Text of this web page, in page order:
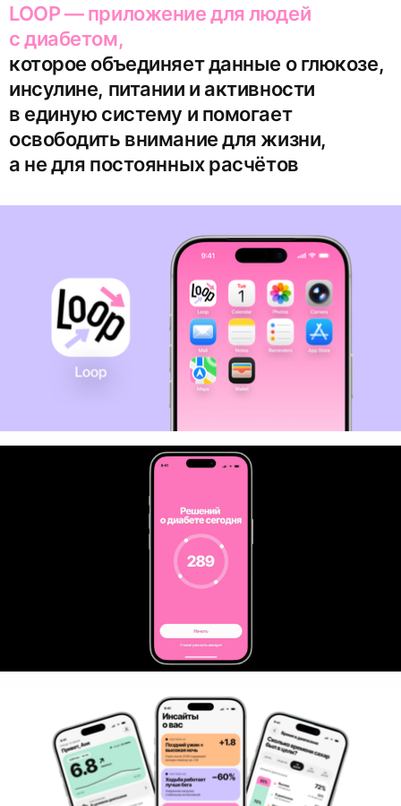
LOOP — приложение для людей
с диабетом,
которое объединяет данные о глюкозе,
инсулине, питании и активности
в единую систему и помогает
освободить внимание для жизни,
а не для постоянных расчётов